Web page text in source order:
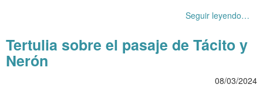
Seguir leyendo…
Tertulia sobre el pasaje de Tácito y
Nerón
08/03/2024